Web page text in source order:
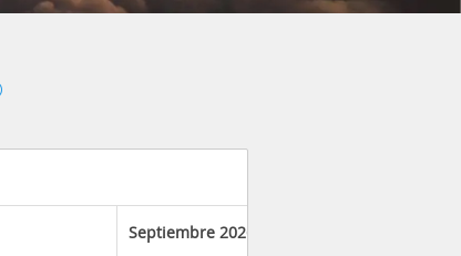
Septiembre 2026